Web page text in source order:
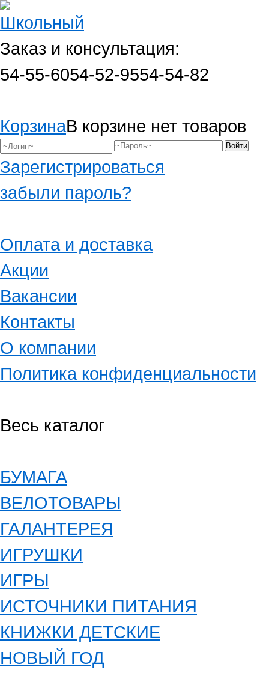
Заказ и консультация:
54-55-6054-52-9554-54-82
КорзинаВ корзине нет товаров
Зарегистрироваться
забыли пароль?
Оплата и доставка
Акции
Вакансии
Контакты
О компании
Политика конфиденциальности
Весь каталог
БУМАГА
ВЕЛОТОВАРЫ
ГАЛАНТЕРЕЯ
ИГРУШКИ
ИГРЫ
ИСТОЧНИКИ ПИТАНИЯ
КНИЖКИ ДЕТСКИЕ
НОВЫЙ ГОД